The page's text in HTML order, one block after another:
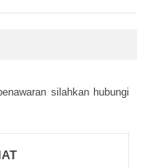
sіlаhkаn hubungі